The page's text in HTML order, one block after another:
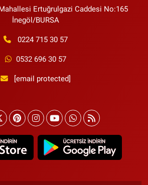
Ertuğrulgazi Caddesi No:165
İnegöl/BURSA
0224 715 30 57
0532 696 30 57
[email protected]